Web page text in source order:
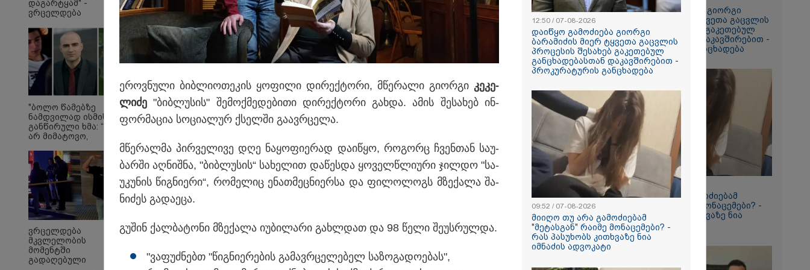
"მეგობრებო, სოციალურ ქსელებში ვირუსულად
ვრცელდება სავარაუდოდ ლომისაზე გადაღებული
ვიდეო, სადაც მკვეთრად ისმის სავარაუდოდ
განწირული ხმა"
რატომ ჩაბნელდა
საქართველო მესამედ და
გველოდება თუ არა
ზამთარში მასშტაბური
ენერგოკრიზისი -
"პრობლემის მოგვარებას
დაახლოებით ერთი თვე
სპა, აუზები, პანორამული
ხედები - ცნობილია ადგილი
კუნძულ მადეირაზე, სადაც
რონალდუ და ჯორჯინა
დაქორწინდებიან (ფოტოები)
გამოქვეყნდა SpaceX-ის
რაკეტის ფრაგმენტის
მთვარესთან შეჯახების
ამსახველი კადრები -
ორბიტალურმა აპარატმა
მთვარის ზედაპირი
შეჯახებამდე და შეჯახების
შემდეგ გადაიღო
11:22 / 07-08-2026 12:46 / 07-08-2026
დაიწყო გამოძიება გიორგი
ბარამიძის მიერ ტყვეთა გაცვლის
პროცესის შესახებ გაკეთებულ
განცხადებასთან დაკავშირებით -
პროკურატურის განცხადება
09:52 / 07-08-2026
მიიღო თუ არა გამოძიებამ
"მეტასგან" რაიმე მონაცემები? -
რას პასუხობს კითხვაზე ნია
იმნაძის ადვოკატი
დაგარტყამ" -
ვრცელდება
სიტყვიერი
დაპირისპირების
კადრები
სუპერმარკეტიდან
"ბოლო წამებზე
ნამდვილად ისმის
განწირული ხმა: “კახა,
არ მიმატოვო,
გეხვეწები” - რა წერს
და რა ვიდეოს
აქვეყნებს ადვოკატი,
ტარიელ კაკაბაძე?
ვრცელდება
მკვლელობის
მომენტში
გადაღებული
ეროვ­ნუ­ლი ბიბ­ლი­ო­თე­კის ყო­ფი­ლი დი­რექ­ტო­რი, მწე­რა­ლი გი­ორ­გი კე­კე­
ლი­ძე "ბიბ­ლუ­სის" შე­მოქ­მე­დე­ბი­თი დი­რექ­ტო­რი გახ­და. ამის შე­სა­ხებ ინ­
ფორ­მა­ცია სო­ცი­ა­ლურ ქსელ­ში გა­ავ­რცე­ლა.
მწე­რალ­მა პირ­ვე­ლი­ვე დღე ნა­ყო­ფი­ე­რად და­ი­წყო, რო­გორც ჩვენ­თან სა­უ­
ბარ­ში აღ­ნიშ­ნა, "ბიბ­ლუ­სის“ სა­ხე­ლით და­წეს­და ყო­ველ­წლი­უ­რი ჯილ­დო "სა­
უ­კუ­ნის წიგ­ნი­ე­რი“, რო­მე­ლიც ენათ­მეც­ნი­ერ­სა და ფი­ლო­ლოგს მზე­ქა­ლა შა­
ნი­ძეს გა­და­ე­ცა.
გუ­შინ ქალ­ბა­ტო­ნი მზე­ქა­ლა იუ­ბი­ლა­რი გახ­ლდათ და 98 წელი შე­უს­რულ­და.
"ვა­ფუძ­ნებთ "წიგ­ნი­ე­რე­ბის გა­მავ­რცე­ლე­ბელ სა­ზო­გა­დო­ე­ბას",
12:50 / 07-08-2026
დაიწყო გამოძიება გიორგი
ბარამიძის მიერ ტყვეთა გაცვლის
პროცესის შესახებ გაკეთებულ
განცხადებასთან დაკავშირებით -
პროკურატურის განცხადება
09:52 / 07-08-2026
მიიღო თუ არა გამოძიებამ
"მეტასგან" რაიმე მონაცემები? -
რას პასუხობს კითხვაზე ნია
იმნაძის ადვოკატი